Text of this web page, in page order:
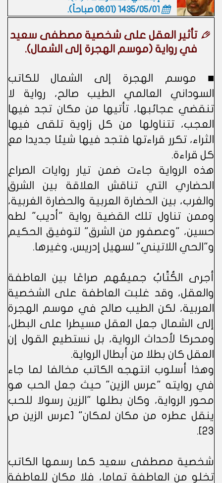
1435/05/01 (06:01 صباحاً)
.
تأثير العقل على شخصية مصطفى سعيد
في رواية (موسم الهجرة إلى الشمال).
■ موسم الهجرة إلى الشمال للكاتب
السوداني العالمي الطيب صالح، رواية لا
تنقضي عجائبها، تأتيها من مكان تجد فيها
العجب، تتناولها من كل زاوية تلقى فيها
الثراء، تكرر قراءتها فتجد فيها شيئا جديدا مع
كل قراءة.
هذه الرواية جاءت ضمن تيار روايات الصراع
الحضاري التي تناقش العلاقة بين الشرق
والغرب، بين الحضارة العربية والحضارة الغربية،
وممن تناول تلك القضية رواية "أديب" لطه
حسين، "وعصفور من الشرق" لتوفيق الحكيم
و"الحي اللاتيني" لسهيل إدريس، وغيرها.
أجرى الكُتَّابُ جميعُهم صراعًا بين العاطفة
والعقل، وقد غلبت العاطفة على الشخصية
العربية، لكن الطيب صالح في موسم الهجرة
إلى الشمال جعل العقل مسيطرا على البطل،
ومحركا لأحداث الرواية، بل نستطيع القول إن
العقل كان بطلا من أبطال الرواية.
وهذا أسلوب انتهجه الكاتب مخالفا لما جاء
في روايته "عرس الزين" حيث جعل الحب هو
محور الرواية، وكان بطلها "الزين رسولا للحب
ينقل عطره من مكان لمكان" [عرس الزين ص
23].
شخصية مصطفى سعيد كما رسمها الكاتب
تخلو من العاطفة تماما، فلا مكان للعاطفة